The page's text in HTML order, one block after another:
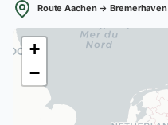
Route Aachen → Bremerhaven
+
−